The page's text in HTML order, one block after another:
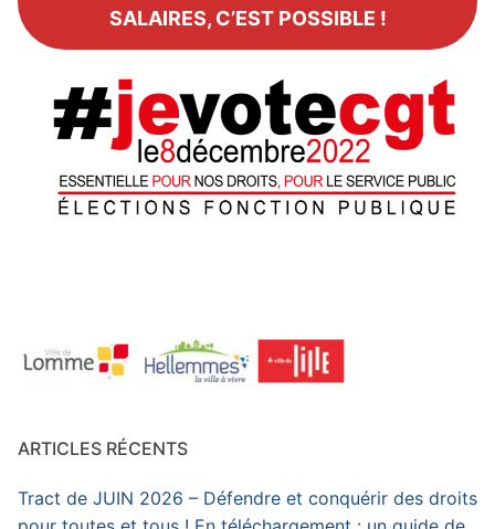
SALAIRES, C’EST POSSIBLE !
ARTICLES RÉCENTS
Tract de JUIN 2026 – Défendre et conquérir des droits